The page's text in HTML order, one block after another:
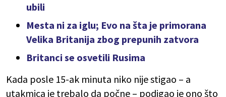
ubili
Mesta ni za iglu; Evo na šta je primorana
Velika Britanija zbog prepunih zatvora
Britanci se osvetili Rusima
Kada posle 15-ak minuta niko nije stigao – a
utakmica je trebalo da počne – podigao je ono što